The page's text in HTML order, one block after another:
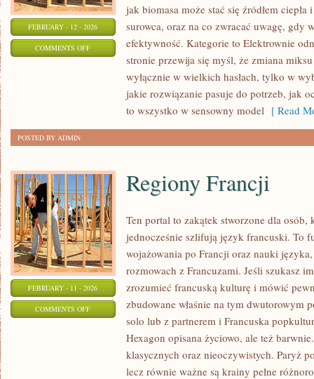
FEBRUARY - 12 - 2026
COMMENTS OFFON
BIOENERGIA
jak biomasa może stać się źródłem
surowca, oraz na co zwracać uwagę, gdy
efektywność. Kategorie to Elektrownie
stronie przewija się myśl, że zmiana
wyłącznie w wielkich hasłach, tylko w
jakie rozwiązanie pasuje do potrzeb, jak
to wszystko w sensowny model [ Read
POSTED BY ADMIN
FEBRUARY - 11 - 2026
COMMENTS OFFON
Regiony Francji
Ten portal to zakątek stworzone dla osób,
jednocześnie szlifują język francuski. To
wojażowania po Francji oraz nauki
rozmowach z Francuzami. Jeśli szukasz
zrozumieć francuską kulturę i mówić
zbudowane właśnie na tym dwutorowym
solo lub z partnerem i Francuska
Hexagon opisana życiowo, ale też
klasycznych oraz nieoczywistych. Paryż
lecz równie ważne są krainy pełne